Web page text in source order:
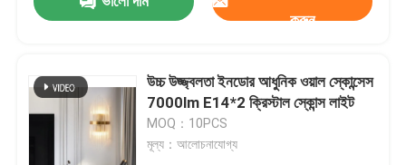
পণ্য
আমাদের সম্বন্ধে
করুন
উচ্চ উজ্জ্বলতা ইনডোর আধুনিক ওয়াল স্কোন্সেস
7000lm E14*2 ক্রিস্টাল স্কোন্স লাইট
MOQ：10PCS
মূল্য：আলোচনাযোগ্য